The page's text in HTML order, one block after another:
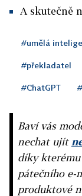
A skutečně
#umělá
#překladatel
#ChatGPT
Baví vás
nechat ujít
díky
pátečního e-
produktové